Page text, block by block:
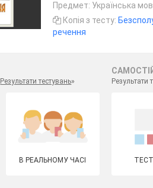
Предмет: Українська
Копія з тесту:
речення
Результати тестувань» Результати
В РЕАЛЬНОМУ ЧАСІ